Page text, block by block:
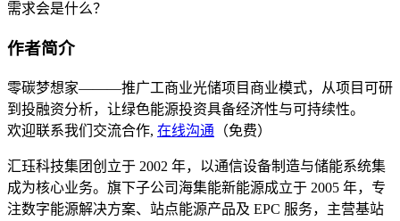
需求会是什么？
作者简介
零碳梦想家———推广工商业光储项目商业模式，从项目可研
到投融资分析，让绿色能源投资具备经济性与可持续性。
欢迎联系我们交流合作, 在线沟通 （免费）
汇珏科技集团创立于 2002 年，以通信设备制造与储能系统集
成为核心业务。旗下子公司海集能新能源成立于 2005 年，专
注数字能源解决方案、站点能源产品及 EPC 服务，主营基站